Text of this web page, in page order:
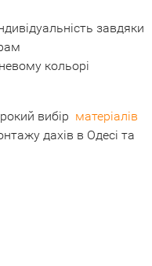
завдяки
кольорі
вибір матеріалів
дахів в Одесі та